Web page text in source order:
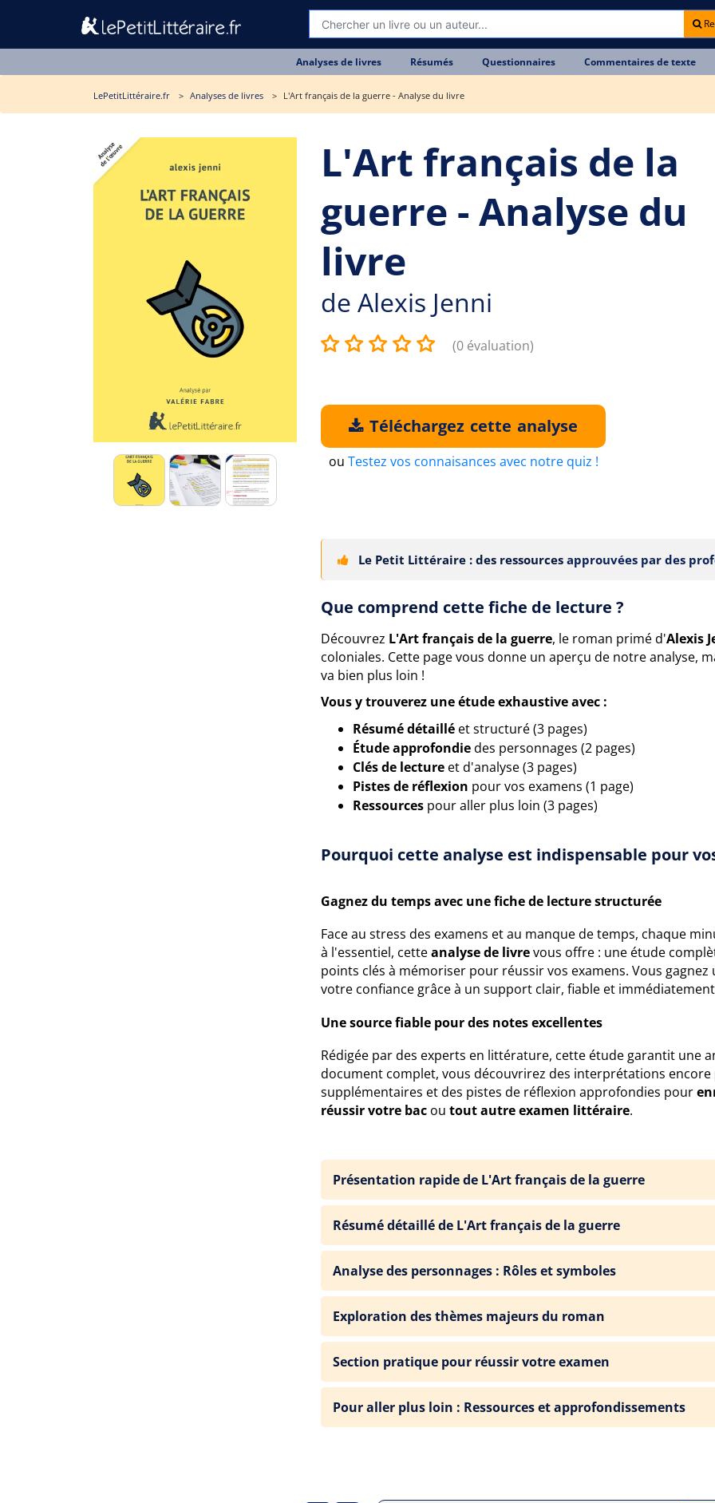
Analyses de livres Résumés Questionnaires Commentaires de texte
LePetitLittéraire.fr Analyses de livres L'Art français de la guerre - Analyse du livre
L'Art français de la
guerre - Analyse du
livre
de Alexis Jenni
(0 évaluation)
Téléchargez cette analyse
ou Testez vos connaisances avec notre quiz !
Le Petit Littéraire : des ressources approuvées par des
Que comprend cette fiche de lecture ?
Découvrez L'Art français de la guerre, le roman primé d'Alexis
coloniales. Cette page vous donne un aperçu de notre analyse,
va bien plus loin !
Vous y trouverez une étude exhaustive avec :
Résumé détaillé et structuré (3 pages)
Étude approfondiedes personnages (2 pages)
Clés de lecture et d'analyse (3 pages)
Pistes de réflexion pour vos examens (1 page)
Ressources pour aller plus loin (3 pages)
Pourquoi cette analyse est indispensable pour
Gagnez du temps avec une fiche de lecture structurée
Face au stress des examens et au manque de temps, chaque
à l'essentiel, cetteanalyse de livrevous offre : une étude
points clés à mémoriser pour réussir vos examens. Vous
votre confiance grâce à un support clair, fiable et
Une source fiable pour des notes excellentes
Rédigée par des experts en littérature, cette étude garantit une
document complet, vous découvrirez des interprétations
supplémentaires et des pistes de réflexion approfondies pour
réussir votre bac ou tout autre examen littéraire.
Présentation rapide de L'Art français de la guerre
Résumé détaillé de L'Art français de la guerre
Analyse des personnages : Rôles et symboles
Exploration des thèmes majeurs du roman
Section pratique pour réussir votre examen
Pour aller plus loin : Ressources et approfondissements